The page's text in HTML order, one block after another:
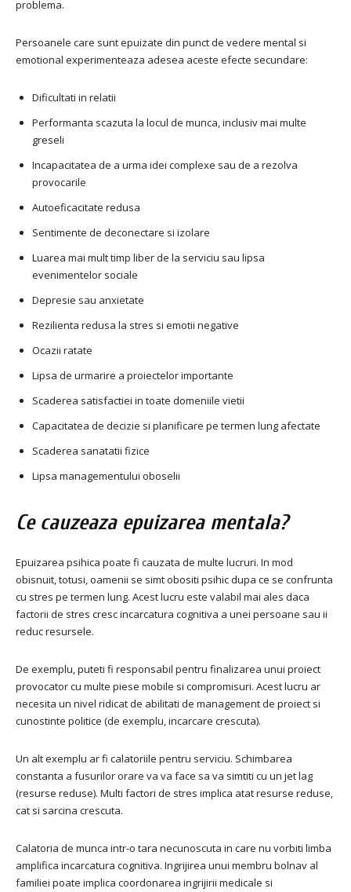
problema.
Persoanele care sunt epuizate din punct de vedere mental si
emotional experimenteaza adesea aceste efecte secundare:
Dificultati in relatii
Performanta scazuta la locul de munca, inclusiv mai multe
greseli
Incapacitatea de a urma idei complexe sau de a rezolva
provocarile
Autoeficacitate redusa
Sentimente de deconectare si izolare
Luarea mai mult timp liber de la serviciu sau lipsa
evenimentelor sociale
Depresie sau anxietate
Rezilienta redusa la stres si emotii negative
Ocazii ratate
Lipsa de urmarire a proiectelor importante
Scaderea satisfactiei in toate domeniile vietii
Capacitatea de decizie si planificare pe termen lung afectate
Scaderea sanatatii fizice
Lipsa managementului oboselii
Ce cauzeaza epuizarea mentala?
Epuizarea psihica poate fi cauzata de multe lucruri. In mod
obisnuit, totusi, oamenii se simt obositi psihic dupa ce se confrunta
cu stres pe termen lung. Acest lucru este valabil mai ales daca
factorii de stres cresc incarcatura cognitiva a unei persoane sau ii
reduc resursele.
De exemplu, puteti fi responsabil pentru finalizarea unui proiect
provocator cu multe piese mobile si compromisuri. Acest lucru ar
necesita un nivel ridicat de abilitati de management de proiect si
cunostinte politice (de exemplu, incarcare crescuta).
Un alt exemplu ar fi calatoriile pentru serviciu. Schimbarea
constanta a fusurilor orare va va face sa va simtiti cu un jet lag
(resurse reduse). Multi factori de stres implica atat resurse reduse,
cat si sarcina crescuta.
Calatoria de munca intr-o tara necunoscuta in care nu vorbiti limba
amplifica incarcatura cognitiva. Ingrijirea unui membru bolnav al
familiei poate implica coordonarea ingrijirii medicale si